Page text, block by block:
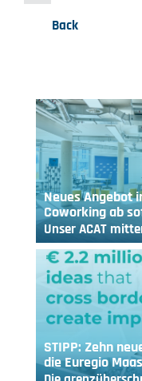
Back
Neues Angebot
Coworking ab
Unser ACAT
STIPP: Zehn
die Euregio